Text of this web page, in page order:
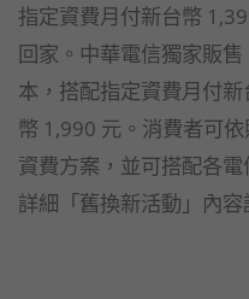
指定資費月付新台幣
回家。中華電信獨家販
本，搭配指定資費月付
幣 1,990 元。消費者可
資費方案，並可搭配各
詳細「舊換新活動」內容